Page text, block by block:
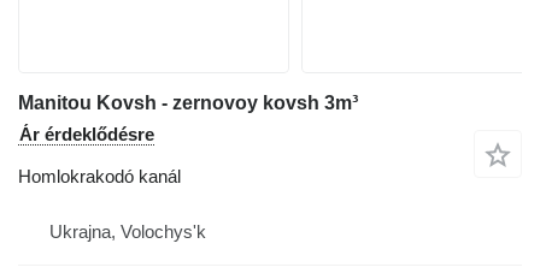
Manitou Kovsh - zernovoy kovsh 3m³
Ár érdeklődésre
Homlokrakodó kanál
Ukrajna, Volochys'k